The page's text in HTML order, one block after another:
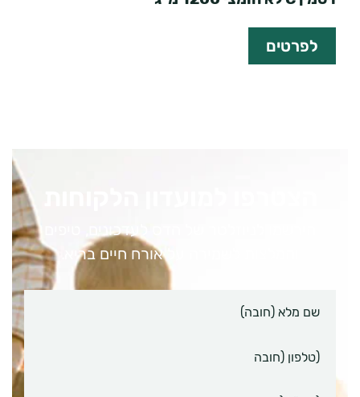
לפרטים
הירשמו לניוזלטר של הדס לעדכונים, טיפים
והמלצות לשמירה על אורח חיים בריא.
מלא